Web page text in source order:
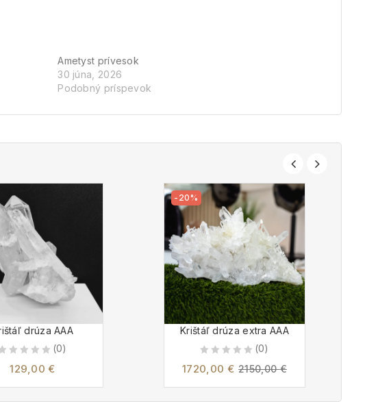
Ametyst prívesok
30 júna, 2026
Podobný príspevok
drúza AAA
(0)
129,00 €
-20%
Krištáľ drúza extra AAA
(0)
1720,00 € 2150,00€